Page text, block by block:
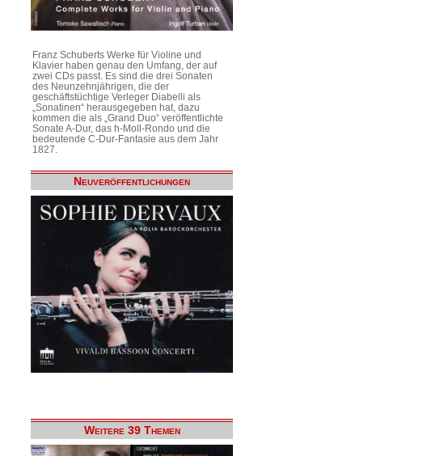
Franz Schuberts Werke für Violine und
Klavier haben genau den Umfang, der auf
zwei CDs passt. Es sind die drei Sonaten
des Neunzehnjährigen, die der
geschäftstüchtige Verleger Diabelli als
„Sonatinen“ herausgegeben hat, dazu
kommen die als „Grand Duo“ veröffentlichte
Sonate A-Dur, das h-Moll-Rondo und die
bedeutende C-Dur-Fantasie aus dem Jahr
1827.
Neuveröffentlichungen
Weitere 39 Themen